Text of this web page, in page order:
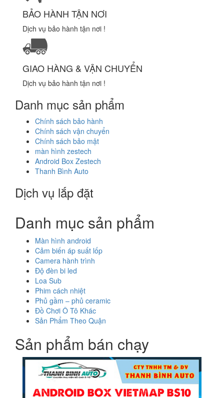
BẢO HÀNH TẬN NƠI
Dịch vụ bảo hành tận nơi !
GIAO HÀNG & VẬN CHUYỂN
Dịch vụ bảo hành tận nơi !
Danh mục sản phẩm
Chính sách bảo hành
Chính sách vận chuyển
Chính sách bảo mật
màn hình zestech
Android Box Zestech
Thanh Bình Auto
Dịch vụ lắp đặt
Danh mục sản phẩm
Màn hình android
Cảm biến áp suất lốp
Camera hành trình
Độ đèn bi led
Loa Sub
Phim cách nhiệt
Phủ gầm – phủ ceramic
Đồ Chơi Ô Tô Khác
Sản Phẩm Theo Quận
Sản phẩm bán chạy